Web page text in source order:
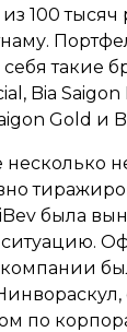
100 тысяч
такие
Bia
Gold и
была
ситуацию.
по